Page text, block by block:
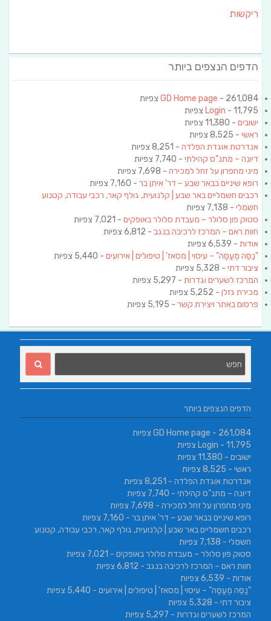
ריקשות
הדפים הנצפים ביותר
GD Home page - 261,084 צפיות
Login - 11,795 צפיות
ישובים - 11,380 צפיות
ראשי - 8,525 צפיות
אנדרטת אוגדת הפלדה - 8,251 צפיות
דיונה – מתנ"ס קהילתי - 7,740 צפיות
מיני מחפרון על זחל למכירה - 7,698 צפיות
רופא שיניים בבאר שבע – דר' איתן בר - 7,160 צפיות
רכבים חשמליים באר שבע | קלנועית, גולף קאר, רכבי עבודה, קטנוע
חשמלי - 7,138 צפיות
סטוק פון סלולר – מעבדת סלולר באופקים - 7,021 צפיות
חוות ראם – המרכז לרכיבה בנגב - 6,812 צפיות
אודות - 6,539 צפיות
"נַסֵּה מְעַסֶּה" – עיסוי | מסאז' | טיפולים | אירועים - 5,440 צפיות
ציבור דתי - 5,328 צפיות
המרכז לשערים וגדרות - 5,297 צפיות
מכירת גזלן - 5,252 צפיות
פרסום באתר ויצירת קשר - 5,195 צפיות
הדפים הנצפים ביותר
GD Home page - 261,084 צפיות
Login - 11,795 צפיות
ישובים - 11,380 צפיות
ראשי - 8,525 צפיות
אנדרטת אוגדת הפלדה - 8,251 צפיות
דיונה – מתנ"ס קהילתי - 7,740 צפיות
מיני מחפרון על זחל למכירה - 7,698 צפיות
רופא שיניים בבאר שבע – דר' איתן בר - 7,160 צפיות
רכבים חשמליים באר שבע | קלנועית, גולף קאר, רכבי עבודה, קטנוע
חשמלי - 7,138 צפיות
סטוק פון סלולר – מעבדת סלולר באופקים - 7,021 צפיות
חוות ראם – המרכז לרכיבה בנגב - 6,812 צפיות
אודות - 6,539 צפיות
"נַסֵּה מְעַסֶּה" – עיסוי | מסאז' | טיפולים | אירועים - 5,440 צפיות
ציבור דתי - 5,328 צפיות
המרכז לשערים וגדרות - 5,297 צפיות